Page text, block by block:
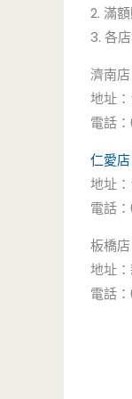
2. 滿
3. 各
濟南店
地址
電話
仁愛店
地址
電話
板橋店
地址
電話